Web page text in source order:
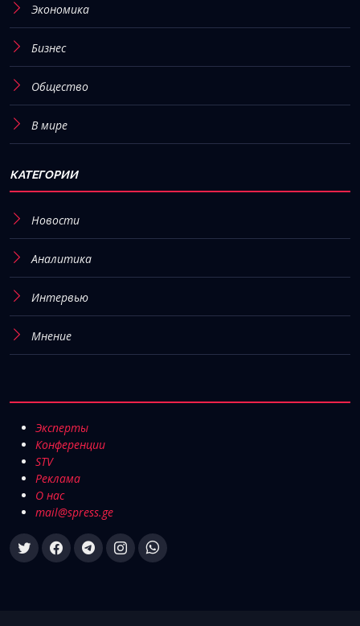
Экономика
Бизнес
Общество
В мире
КАТЕГОРИИ
Новости
Аналитика
Интервью
Мнение
Эксперты
Конференции
STV
Реклама
О нас
mail@spress.ge